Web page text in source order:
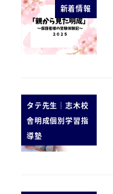
新着情報
タテ先生｜志木校
舎明成個別学習指
導塾